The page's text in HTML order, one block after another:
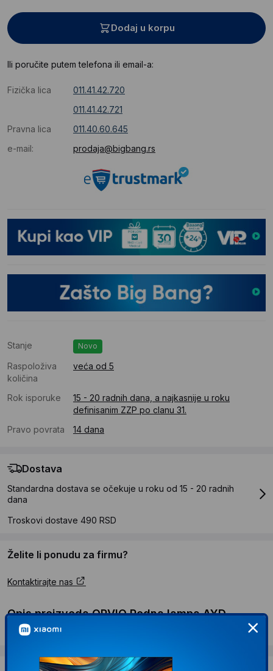
Dodaj u korpu
Ili poručite putem telefona ili email-a:
Fizička lica
011.41.42.720
011.41.42.721
Pravna lica
011.40.60.645
e-mail:
prodaja@bigbang.rs
Stanje Novo
Raspoloživa
količina
veća od 5
Rok isporuke
15 - 20 radnih dana, a najkasnije u roku
definisanim ZZP po clanu 31.
Pravo povrata
14 dana
Dostava
Standardna dostava se očekuje u roku od 15 - 20 radnih
dana
Troskovi dostave 490 RSD
Želite li ponudu za firmu?
Kontaktirajte nas
Opis proizvoda OPVIQ Podna lampa AYD
2809